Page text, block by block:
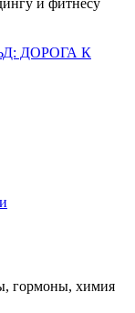
и фитнесу
ДОРОГА К
гормоны, химия